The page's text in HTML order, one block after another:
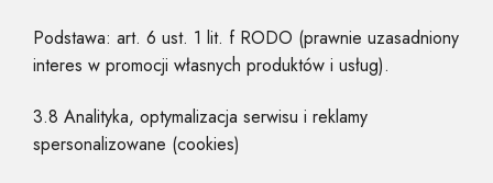
Podstawa: art. 6 ust. 1 lit. f RODO (prawnie uzasadniony
interes w promocji własnych produktów i usług).
3.8 Analityka, optymalizacja serwisu i reklamy
spersonalizowane (cookies)